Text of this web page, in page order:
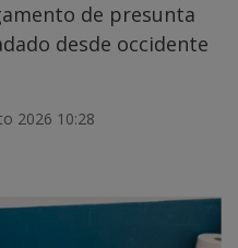
de presunta
desde occidente
2026 10:28